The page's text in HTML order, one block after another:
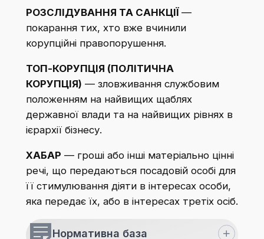
РОЗСЛІДУВАННЯ ТА САНКЦІЇ—
покарання тих, хто вже вчинили
корупційні правопорушення.​
ТОП-КОРУПЦІЯ (ПОЛІТИЧНА
КОРУПЦІЯ) — зловживання службовим
положенням на найвищих щаблях
державної влади та на найвищих рівнях в
ієрархії бізнесу. ​
ХАБАР — гроші або інші матеріально цінні
речі, що передаються посадовій особі для
її стимулювання діяти в інтересах особи,
яка передає їх, або в інтересах третіх осіб.
Нормативна база